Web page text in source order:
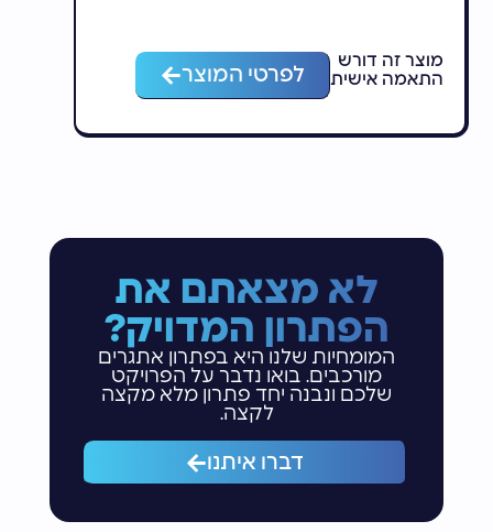
מוצר זה דורש
התאמה אישית
לפרטי המוצר
לא מצאתם את
הפתרון המדויק?
המומחיות שלנו היא בפתרון אתגרים
מורכבים. בואו נדבר על הפרויקט
שלכם ונבנה יחד פתרון מלא מקצה
לקצה.
דברו איתנו